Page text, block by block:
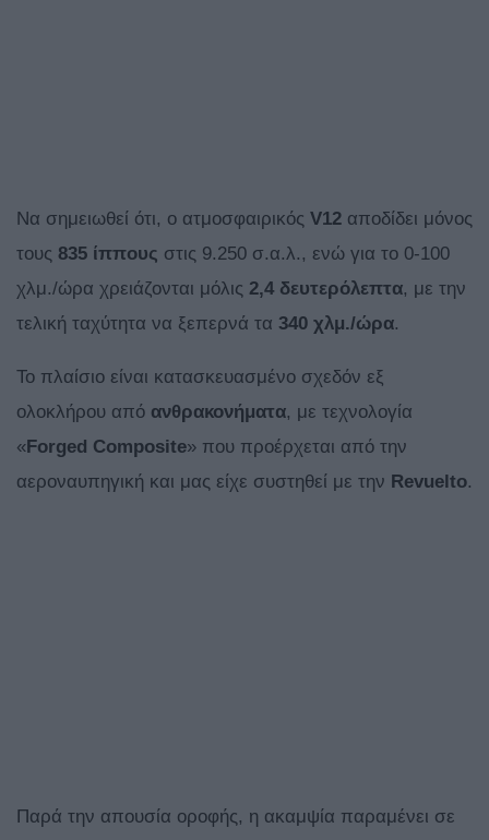
Να σημειωθεί ότι, ο ατμοσφαιρικός V12 αποδίδει μόνος
τους 835 ίππους στις 9.250 σ.α.λ., ενώ για το 0-100
χλμ./ώρα χρειάζονται μόλις 2,4 δευτερόλεπτα, με την
τελική ταχύτητα να ξεπερνά τα 340 χλμ./ώρα.
Το πλαίσιο είναι κατασκευασμένο σχεδόν εξ
ολοκλήρου από ανθρακονήματα, με τεχνολογία
« Forged Composite» που προέρχεται από την
αεροναυπηγική και μας είχε συστηθεί με την Revuelto.
Παρά την απουσία οροφής, η ακαμψία παραμένει σε